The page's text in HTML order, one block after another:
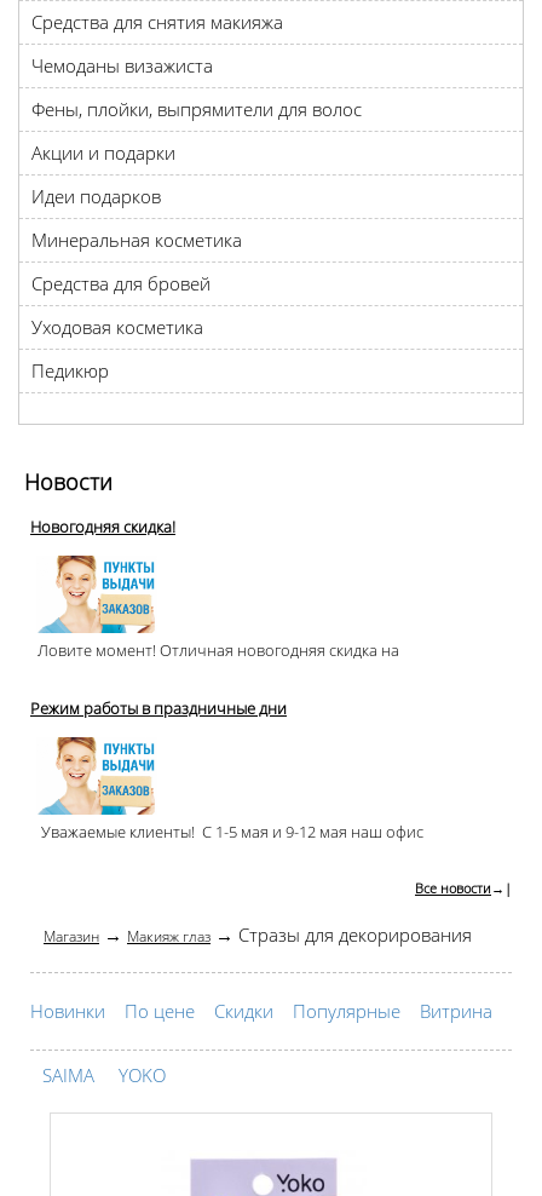
Средства для снятия макияжа
Чемоданы визажиста
Фены, плойки, выпрямители для волос
Акции и подарки
Идеи подарков
Минеральная косметика
Средства для бровей
Уходовая косметика
Педикюр
Новости
Новогодняя скидка!
Ловите момент! Отличная новогодняя скидка на
Режим работы в праздничные дни
Уважаемые клиенты! С 1-5 мая и 9-12 мая наш офис
Все новости →|
Магазин → Макияж глаз → Стразы для декорирования
Новинки По цене Скидки Популярные Витрина
SAIMA YOKO